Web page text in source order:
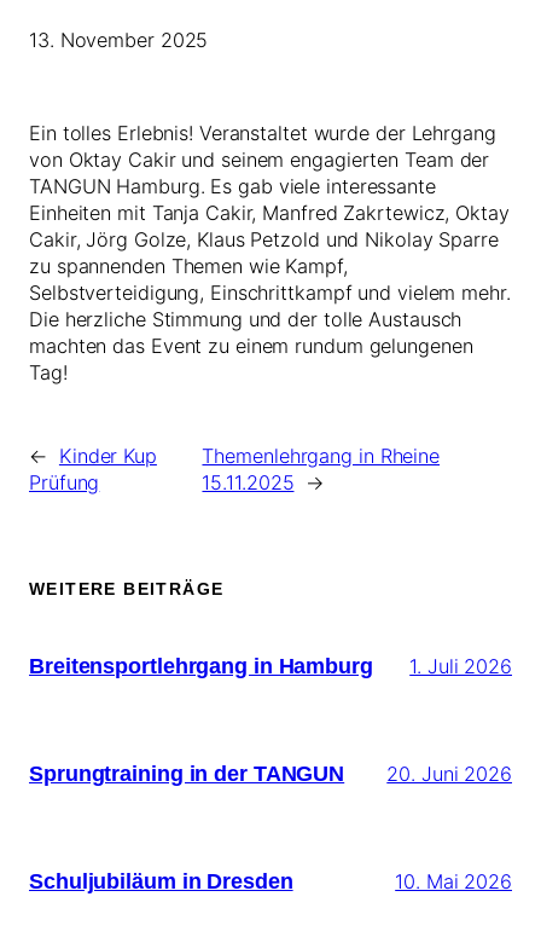
13. November 2025
Ein tolles Erlebnis! Veranstaltet wurde der Lehrgang
von Oktay Cakir und seinem engagierten Team der
TANGUN Hamburg. Es gab viele interessante
Einheiten mit Tanja Cakir, Manfred Zakrtewicz, Oktay
Cakir, Jörg Golze, Klaus Petzold und Nikolay Sparre
zu spannenden Themen wie Kampf,
Selbstverteidigung, Einschrittkampf und vielem mehr.
Die herzliche Stimmung und der tolle Austausch
machten das Event zu einem rundum gelungenen
Tag!
← Kinder Kup
Prüfung
Themenlehrgang in Rheine
15.11.2025 →
WEITERE BEITRÄGE
Breitensportlehrgang in Hamburg 1. Juli 2026
Sprungtraining in der TANGUN 20. Juni 2026
Schuljubiläum in Dresden 10. Mai 2026